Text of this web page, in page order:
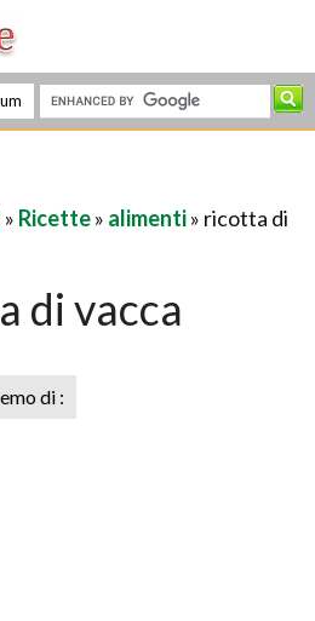
» Ricette» alimenti» ricotta di
di vacca
di :